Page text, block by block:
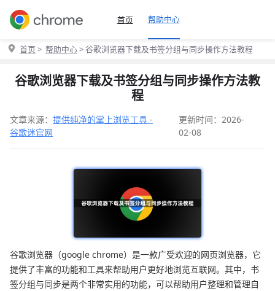
首页 帮助中心
首页 > 帮助中心> 谷歌浏览器下载及书签分组与同步操作方法教程
谷歌浏览器下载及书签分组与同步操作方法教
程
文章来源： 提供纯净的掌上浏览工具 -
谷歌迷官网
更新时间：2026-
02-08
谷歌浏览器（google chrome）是一款广受欢迎的网页浏览器，它
提供了丰富的功能和工具来帮助用户更好地浏览互联网。其中，书
签分组与同步是两个非常实用的功能，可以帮助用户整理和管理自